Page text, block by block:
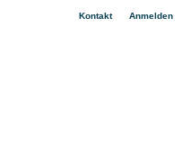
Kontakt| Anmelden